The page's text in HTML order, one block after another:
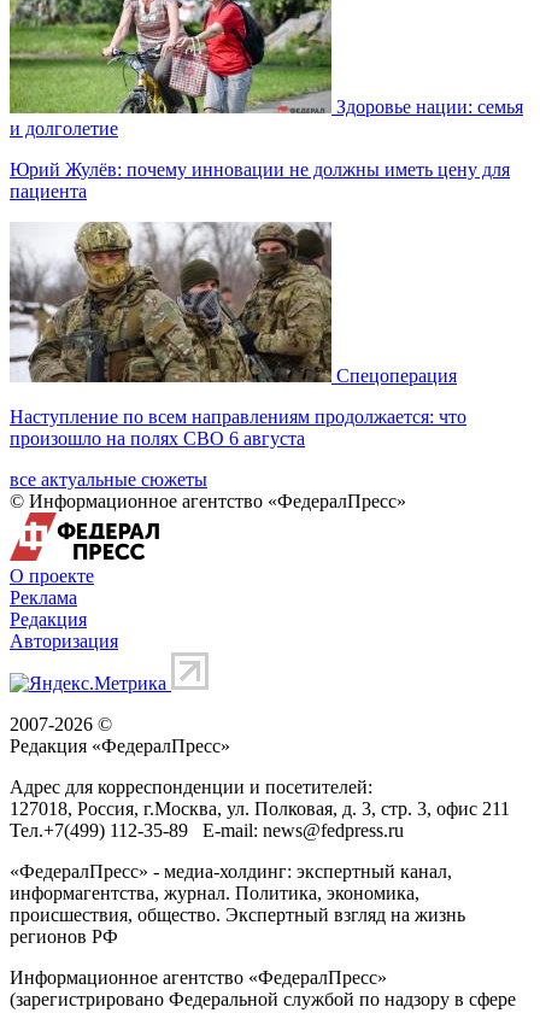
Здоровье нации: семья
и долголетие
Юрий Жулёв: почему инновации не должны иметь цену для
пациента
Спецоперация
Наступление по всем направлениям продолжается: что
произошло на полях СВО 6 августа
все актуальные сюжеты
© Информационное агентство «ФедералПресс»
О проекте
Реклама
Редакция
Авторизация
2007-2026 ©
Редакция «ФедералПресс»
Адрес для корреспонденции и посетителей:
127018, Россия, г.Москва, ул. Полковая, д. 3, стр. 3, офис 211
Тел.+7(499) 112-35-89 E-mail: news@fedpress.ru
«ФедералПресс» - медиа-холдинг: экспертный канал,
информагентства, журнал. Политика, экономика,
происшествия, общество. Экспертный взгляд на жизнь
регионов РФ
Информационное агентство «ФедералПресс»
(зарегистрировано Федеральной службой по надзору в сфере